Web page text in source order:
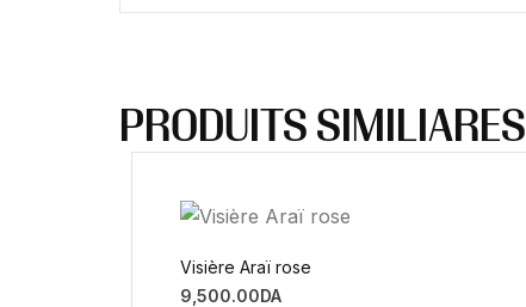
PRODUITS SIMILIARES
Visière Araï rose
9,500.00DA